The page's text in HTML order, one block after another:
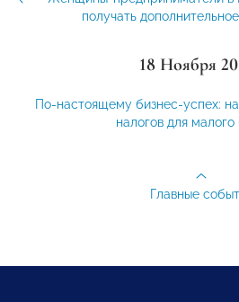
получать
18 Ноября
По-настоящему бизнес-успех:
налогов для малого
Главные